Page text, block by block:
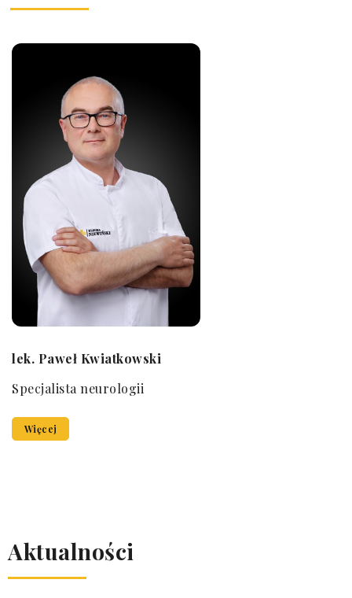
lek. Mieczysław Zienkiewicz
lek. Paweł Kwiatkowski
Specjalista neurologii
Więcej
Aktualności